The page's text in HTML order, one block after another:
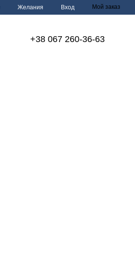
Желания Вход Мой заказ
+38 067 260-36-63